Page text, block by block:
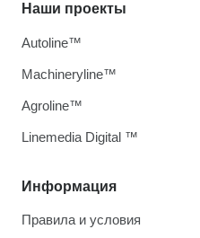
Информация
Правила и условия
Наши проекты
Autoline™
Machineryline™
Agroline™
Linemedia Digital ™